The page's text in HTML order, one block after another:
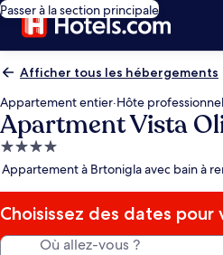
Passer à la section principale
Afficher tous les hébergements
Appartement entier·Hôte professionnel
Apartment Vista
Hébergement
4.0 étoiles
Appartement à Brtonigla avec bain à
Choisissez des dates pour
Où allez-vous ?